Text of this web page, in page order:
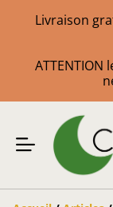
Livraison
ATTENTION